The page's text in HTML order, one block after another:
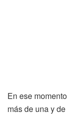
En ese
más de una y